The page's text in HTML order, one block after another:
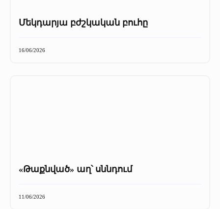
Մեկդարյա բժշկական բուհը
16/06/2026
«Թաքնված» աղ՝ սննդում
11/06/2026